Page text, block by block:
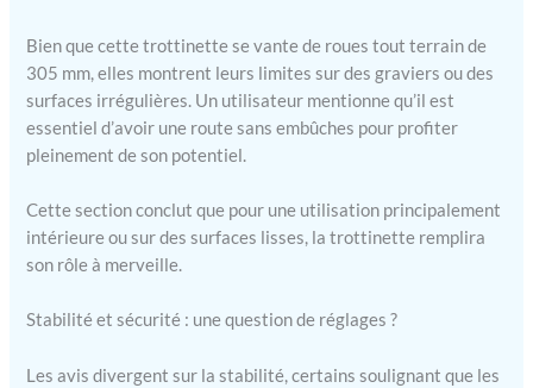
personnalisation
personnalisée en
fonction de votre taille,
réduisant ainsi la
votre récupération.
facilement à l'intérieur et
pouces/305 mm, notre
tout terrain pliable à
Bien que cette trottinette se vante de roues tout terrain de
305 mm, elles montrent leurs limites sur des graviers ou des
surfaces irrégulières. Un utilisateur mentionne qu’il est
essentiel d’avoir une route sans embûches pour profiter
pleinement de son potentiel.
Cette section conclut que pour une utilisation principalement
intérieure ou sur des surfaces lisses, la trottinette remplira
son rôle à merveille.
Stabilité et sécurité : une question de réglages ?
Les avis divergent sur la stabilité, certains soulignant que les